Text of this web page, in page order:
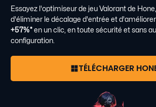
Essayez l'optimiseur de jeu Valorant de
d'éliminer le décalage d'entrée et
+57%*en un clic, en toute sécurité et sans
configuration.
TÉLÉCHARGER